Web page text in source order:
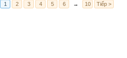
1 2 3 4 5 6 → 10 Tiếp >